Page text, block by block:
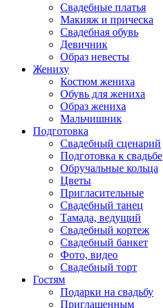
Свадебные платья
Макияж и прическа
Свадебная обувь
Девичник
Образ невесты
Жениху
Костюм жениха
Обувь для жениха
Образ жениха
Мальчишник
Подготовка
Свадебный сценарий
Подготовка к свадьбе
Обручальные кольца
Цветы
Пригласительные
Свадебный танец
Тамада, ведущий
Свадебный кортеж
Свадебный банкет
Фото, видео
Свадебный торт
Гостям
Подарки на свадьбу
Приглашенным